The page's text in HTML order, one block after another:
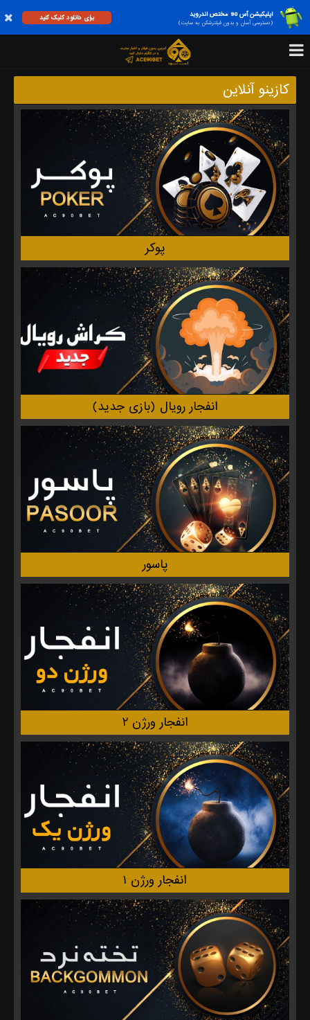
اپلیکیشن آس 90 مختص اندروید
(دسترسی آسان و بدون فیلترشکن به سایت)
برای دانلود کلیک کنید
کازینو آنلاین
پوکر
انفجار‌ رویال (بازی جدید)
پاسور
انفجار ورژن ۲
انفجار ورژن ۱